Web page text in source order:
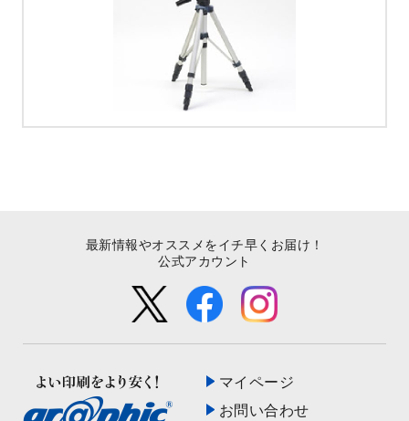
マイページ
お問い合わせ
最新情報やオススメをイチ早くお届け！
公式アカウント